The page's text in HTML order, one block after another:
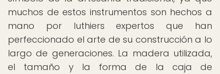
muchos de estos instrumentos son hechos a
mano por luthiers expertos que han
perfeccionado el arte de su construcción a lo
largo de generaciones. La madera utilizada,
el tamaño y la forma de la caja de